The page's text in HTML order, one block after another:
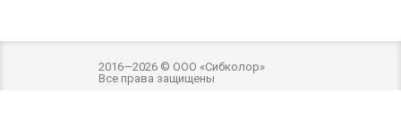
2016—2026 © ООО «Сибколор»
Все права защищены